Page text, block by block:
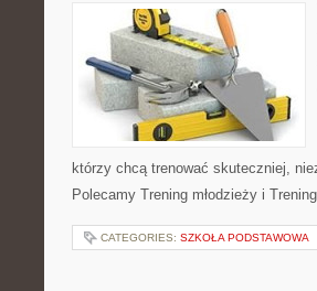
którzy chcą trenować skuteczniej,
Polecamy Trening młodzieży i
CATEGORIES: SZKOŁA PODSTAWOWA